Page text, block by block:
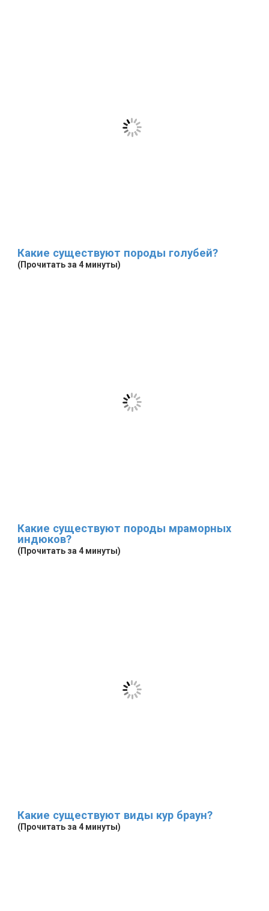
Какие существуют породы голубей?
(Прочитать за 4 минуты)
Какие существуют породы мраморных
индюков?
(Прочитать за 4 минуты)
Какие существуют виды кур браун?
(Прочитать за 4 минуты)